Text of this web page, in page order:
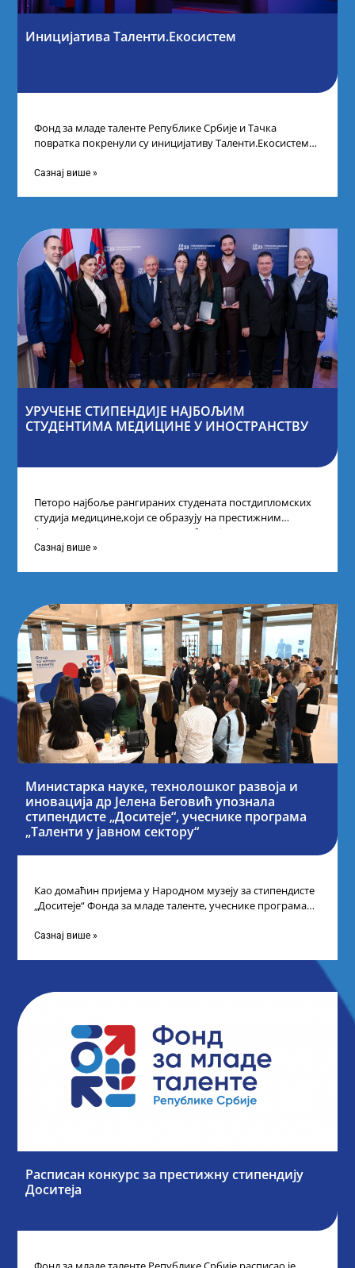
Иницијатива Таленти.Екосистем
Фонд за младе таленте Републике Србије и Тачка
повратка покренули су иницијативу Таленти.Екосистем.
Сазнај више »
УРУЧЕНЕ СТИПЕНДИЈЕ НАЈБОЉИМ
СТУДЕНТИМА МЕДИЦИНЕ У ИНОСТРАНСТВУ
Петоро најбоље рангираних студената постдипломских
студија медицине,који се образују на престижним
факултетима у иностранству, добило је
додатнестипендије од по 10.000
Сазнај више »
Министарка науке, технолошког развоја и
иновација др Јелена Беговић упознала
стипендисте „Доситеје“, учеснике програма
„Таленти у јавном сектору“
Као домаћин пријема у Народном музеју за стипендисте
„Доситеје“ Фонда за младе таленте, учеснике програма
Сазнај више »
Расписан конкурс за престижну стипендију
Доситеја